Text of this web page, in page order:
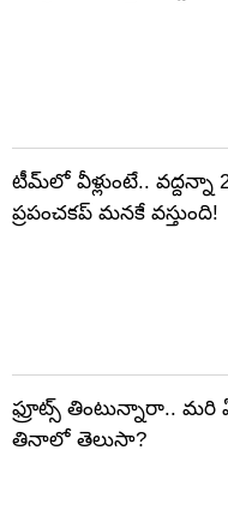
టీమ్‌లో వీళ్లుంటే.. వద్దన్నా
ప్రపంచకప్‌ మనకే వస్తుంది!
ఫ్రూట్స్‌ తింటున్నారా..
తినాలో తెలుసా?